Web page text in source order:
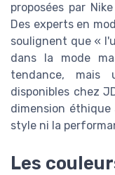
proposées par
Des experts en
soulignent que «
dans la mode
tendance, mais
disponibles chez
dimension
style ni la
Les